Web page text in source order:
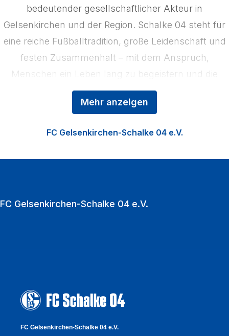
Mehr anzeigen
bedeutender gesellschaftlicher Akteur in
Gelsenkirchen und der Region. Schalke 04 steht für
eine reiche Fußballtradition, große Leidenschaft und
festen Zusammenhalt – mit dem Anspruch,
Menschen ein Leben lang zu begeistern und die
Region zu stärken. Das Kerngeschäft der
Königsblauen ist der Profifußball, ergänzt durch die
FC Gelsenkirchen-Schalke 04 e.V.
FC Gelsenkirchen-Schalke 04 e.V.